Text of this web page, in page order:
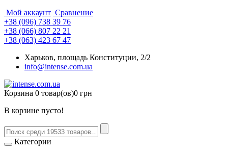
Мой аккаунт Сравнение
+38 (096) 738 39 76
+38 (066) 807 22 21
+38 (063) 423 67 47
Харьков, площадь Конституции, 2/2
info@intense.com.ua
Корзина 0 товар(ов)0 грн
В корзине пусто!
Категории